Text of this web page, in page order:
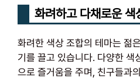
화려하고 다채로운 색
화려한 색상 조합의 테마는 젊
기를 끌고 있습니다. 다양한 색
으로 즐거움을 주며, 친구들과